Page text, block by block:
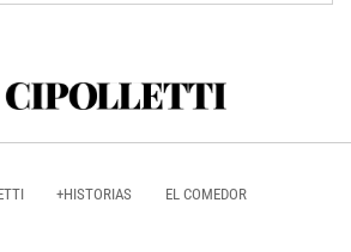
+HISTORIAS EL COMEDOR